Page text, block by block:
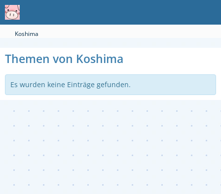
Koshima
Themen von Koshima
Es wurden keine Einträge gefunden.